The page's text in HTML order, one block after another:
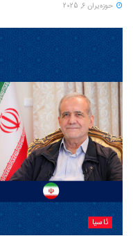
حوزه‌یران 6, 2025
ئاسیا